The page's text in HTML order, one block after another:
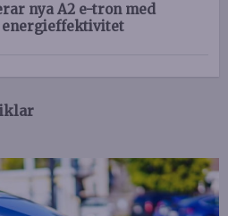
nya A2 e-tron med
energieffektivitet